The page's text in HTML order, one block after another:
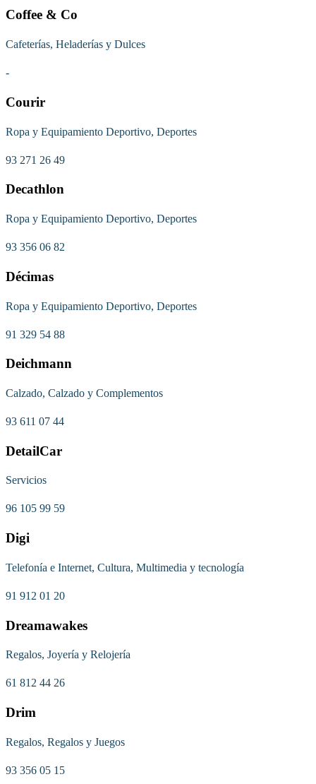
Coffee & Co
Cafeterías, Heladerías y Dulces
-
Courir
Ropa y Equipamiento Deportivo, Deportes
93 271 26 49
Decathlon
Ropa y Equipamiento Deportivo, Deportes
93 356 06 82
Décimas
Ropa y Equipamiento Deportivo, Deportes
91 329 54 88
Deichmann
Calzado, Calzado y Complementos
93 611 07 44
DetailCar
Servicios
96 105 99 59
Digi
Telefonía e Internet, Cultura, Multimedia y tecnología
91 912 01 20
Dreamawakes
Regalos, Joyería y Relojería
61 812 44 26
Drim
Regalos, Regalos y Juegos
93 356 05 15